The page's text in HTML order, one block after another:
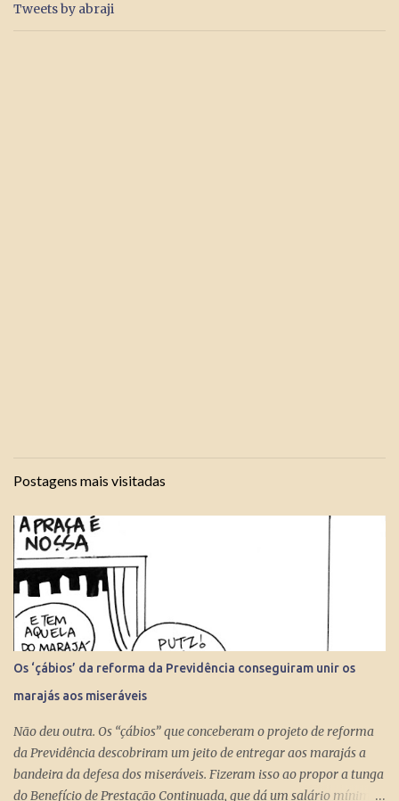
Tweets by abraji
Postagens mais visitadas
Os ‘çábios’ da reforma da Previdência conseguiram unir os
marajás aos miseráveis
Não deu outra. Os “çábios” que conceberam o projeto de reforma
da Previdência descobriram um jeito de entregar aos marajás a
bandeira da defesa dos miseráveis. Fizeram isso ao propor a tunga
do Benefício de Prestação Continuada, que dá um salário mínimo